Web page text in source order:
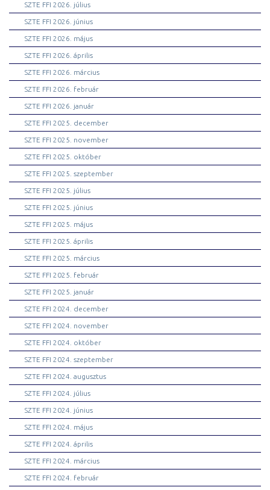
SZTE FFI 2026. július
SZTE FFI 2026. június
SZTE FFI 2026. május
SZTE FFI 2026. április
SZTE FFI 2026. március
SZTE FFI 2026. február
SZTE FFI 2026. január
SZTE FFI 2025. december
SZTE FFI 2025. november
SZTE FFI 2025. október
SZTE FFI 2025. szeptember
SZTE FFI 2025. július
SZTE FFI 2025. június
SZTE FFI 2025. május
SZTE FFI 2025. április
SZTE FFI 2025. március
SZTE FFI 2025. február
SZTE FFI 2025. január
SZTE FFI 2024. december
SZTE FFI 2024. november
SZTE FFI 2024. október
SZTE FFI 2024. szeptember
SZTE FFI 2024. augusztus
SZTE FFI 2024. július
SZTE FFI 2024. június
SZTE FFI 2024. május
SZTE FFI 2024. április
SZTE FFI 2024. március
SZTE FFI 2024. február